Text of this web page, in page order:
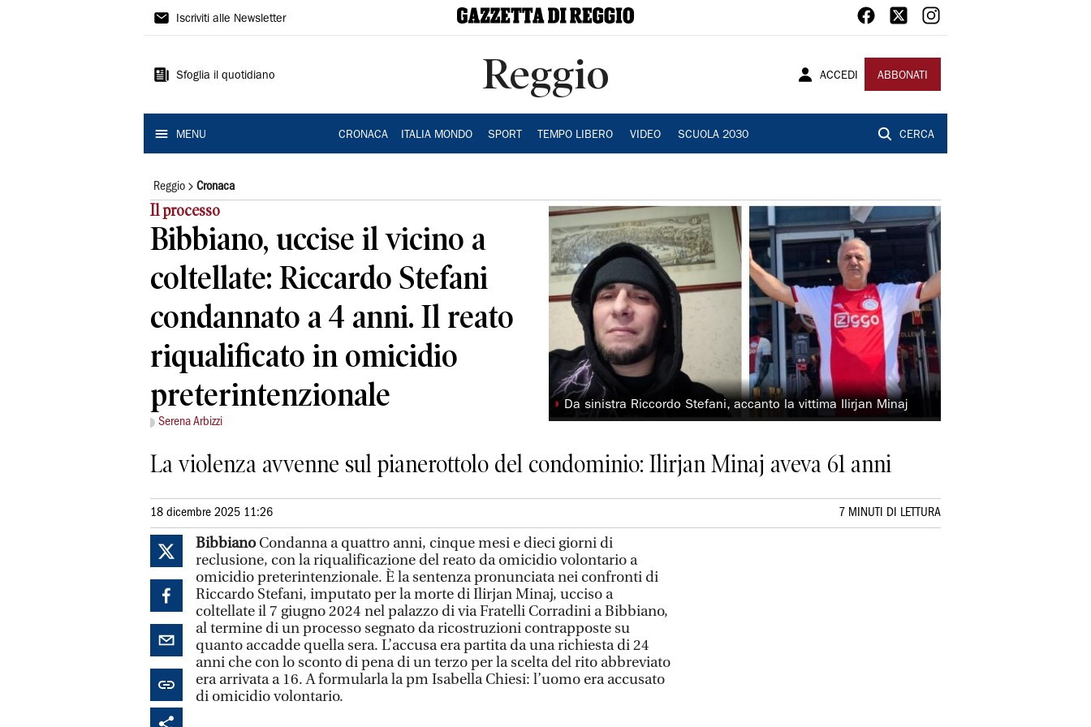
Gazzetta
Reggio
Iscriviti alle Newsletter
Sfoglia il quotidiano Reggio ACCEDI ABBONATI
MENU CRONACA ITALIA MONDO SPORT TEMPO LIBERO VIDEO SCUOLA 2030 CERCA
Reggio Cronaca
Il processo
Bibbiano, uccise il vicino a
coltellate: Riccardo Stefani
condannato a 4 anni. Il reato
riqualificato in omicidio
preterintenzionale
Serena Arbizzi
◗ Da sinistra Riccordo Stefani, accanto la vittima Ilirjan Minaj
La violenza avvenne sul pianerottolo del condominio: Ilirjan Minaj aveva 61 anni
18 dicembre 2025 11:26 7 MINUTI DI LETTURA
BibbianoCondanna a quattro anni, cinque mesi e dieci giorni di
reclusione, con la riqualificazione del reato da omicidio volontario a
omicidio preterintenzionale. È la sentenza pronunciata nei confronti di
Riccardo Stefani, imputato per la morte di Ilirjan Minaj, ucciso a
coltellate il 7 giugno 2024 nel palazzo di via Fratelli Corradini a Bibbiano,
al termine di un processo segnato da ricostruzioni contrapposte su
quanto accadde quella sera. L’accusa era partita da una richiesta di 24
anni che con lo sconto di pena di un terzo per la scelta del rito abbreviato
era arrivata a 16. A formularla la pm Isabella Chiesi: l’uomo era accusato
di omicidio volontario.